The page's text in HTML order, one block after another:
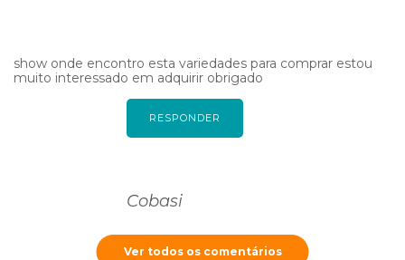
show onde encontro esta variedades para comprar estou
muito interessado em adquirir obrigado
RESPONDER
Cobasi
Ver todos os comentários